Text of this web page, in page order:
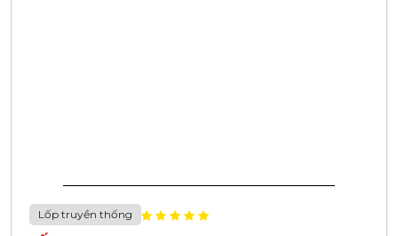
Lốp truyền thống